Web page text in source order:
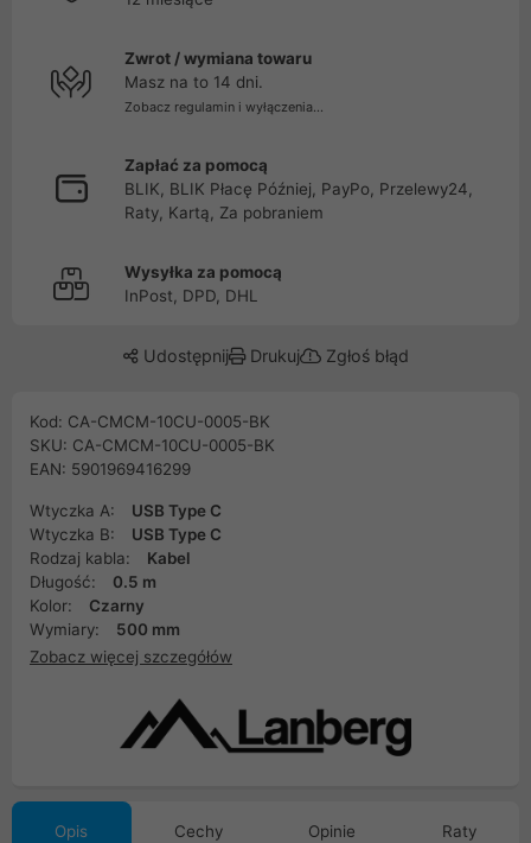
Zwrot / wymiana towaru
Masz na to 14 dni.
Zobacz regulamin i wyłączenia...
Zapłać za pomocą
BLIK, BLIK Płacę Później, PayPo, Przelewy24,
Raty, Kartą, Za pobraniem
Wysyłka za pomocą
InPost, DPD, DHL
Udostępnij Drukuj Zgłoś błąd
Kod: CA-CMCM-10CU-0005-BK
SKU: CA-CMCM-10CU-0005-BK
EAN: 5901969416299
Wtyczka A:
USB Type C
Wtyczka B:
USB Type C
Rodzaj kabla:
Kabel
Długość:
0.5 m
Kolor:
Czarny
Wymiary:
500 mm
Zobacz więcej szczegółów
Opis Cechy Opinie Raty